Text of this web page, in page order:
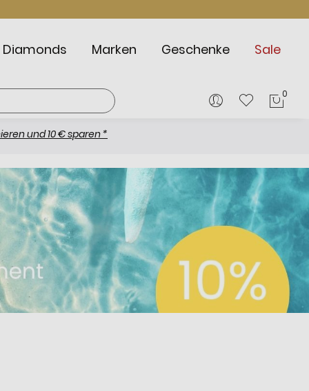
Diamonds Marken Geschenke Sale
0
€ sparen *